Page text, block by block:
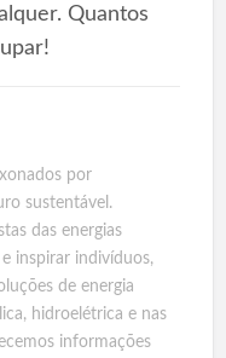
Quantos
por
sustentável.
das energias
inspirar indivíduos,
de energia
hidroelétrica e nas
informações